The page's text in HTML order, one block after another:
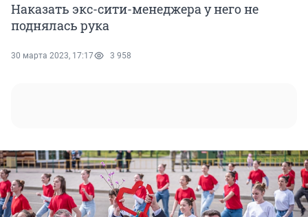
Наказать экс-сити-менеджера у него не
поднялась рука
30 марта 2023, 17:17 3 958